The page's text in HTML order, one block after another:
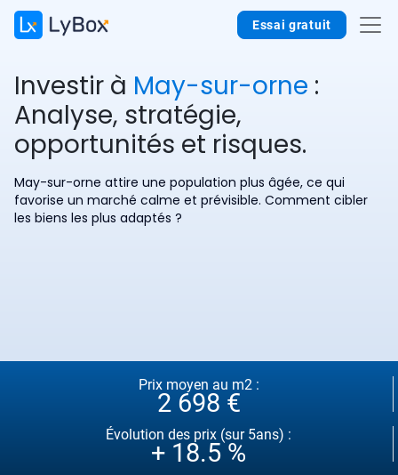
Essai gratuit
Investir à May-sur-orne :
Analyse, stratégie,
opportunités et risques.
May-sur-orne attire une population plus âgée, ce qui
favorise un marché calme et prévisible. Comment cibler
les biens les plus adaptés ?
Prix moyen au m2 :
2 698 €
Évolution des prix (sur 5ans) :
+ 18.5 %